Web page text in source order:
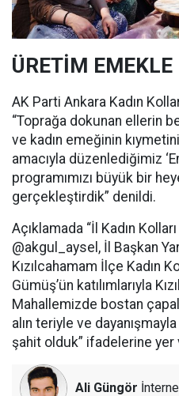
ÜRETİM EMEKLE
AK Parti Ankara Kadın
“Toprağa dokunan ellerin
ve kadın emeğinin
amacıyla düzenlediğimiz
programımızı büyük bir
gerçekleştirdik” denildi.
Açıklamada “İl Kadın
@akgul_aysel, İl Başkan
Kızılcahamam İlçe Kadın
Gümüş’ün katılımlarıyla
Mahallemizde bostan
alın teriyle ve
şahit olduk” ifadelerine yer
Ali Güngör